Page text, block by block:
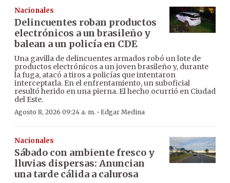
Nacionales
Delincuentes roban productos
electrónicos a un brasileño y
balean a un policía en CDE
Una gavilla de delincuentes armados robó un lote de
productos electrónicos a un joven brasileño y, durante
la fuga, atacó a tiros a policías que intentaron
interceptarla. En el enfrentamiento, un suboficial
resultó herido en una pierna. El hecho ocurrió en Ciudad
del Este.
Agosto 8, 2026 09:24 a. m. · Edgar Medina
Nacionales
Sábado con ambiente fresco y
lluvias dispersas: Anuncian
una tarde cálida a calurosa